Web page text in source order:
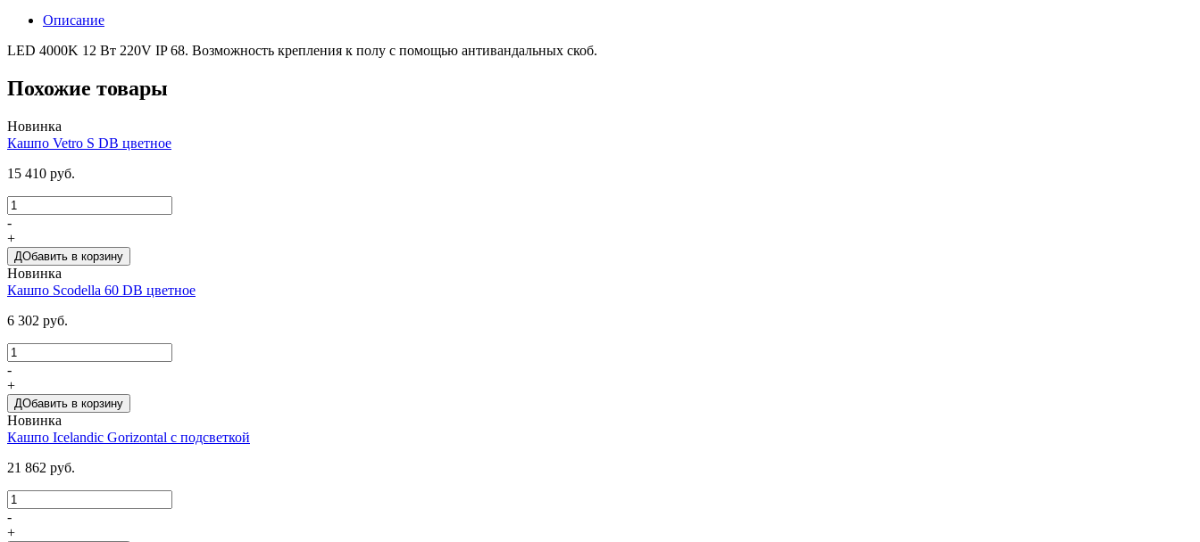
Описание
LED 4000K 12 Вт 220V IP 68. Возможность крепления к полу с помощью антивандальных скоб.
Похожие товары
Новинка
Кашпо Vetro S DB цветное
15 410 руб.
-
+
ДОбавить в корзину
Новинка
Кашпо Scodella 60 DB цветное
6 302 руб.
-
+
ДОбавить в корзину
Новинка
Кашпо Icelandic Gorizontal с подсветкой
21 862 руб.
-
+